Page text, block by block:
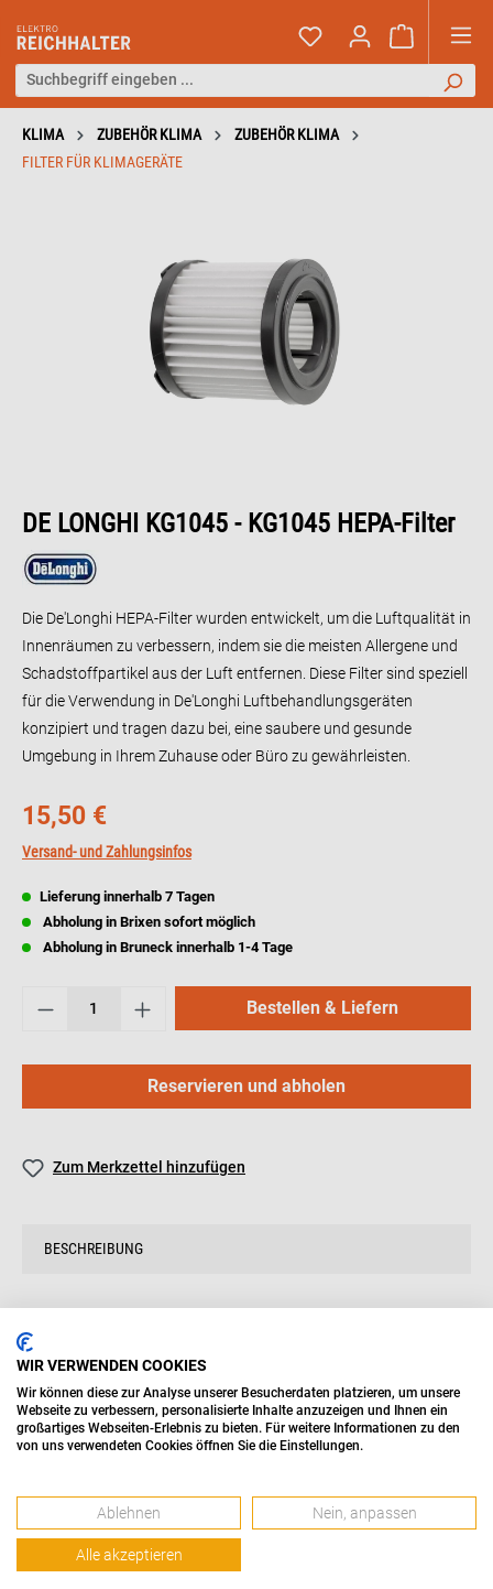
KLIMA ZUBEHÖR KLIMA
ZUBEHÖR KLIMA
FILTER FÜR KLIMAGERÄTE
DE LONGHI KG1045 - KG1045 HEPA-Filter
Die De'Longhi HEPA-Filter wurden entwickelt, um die Luftqualität in
Innenräumen zu verbessern, indem sie die meisten Allergene und
Schadstoffpartikel aus der Luft entfernen. Diese Filter sind speziell
für die Verwendung in De'Longhi Luftbehandlungsgeräten
konzipiert und tragen dazu bei, eine saubere und gesunde
Umgebung in Ihrem Zuhause oder Büro zu gewährleisten. ​
15,50 €
Versand- und Zahlungsinfos
Lieferung innerhalb 7 Tagen
Abholung in Brixen sofort möglich
Abholung in Bruneck innerhalb 1-4 Tage
Bestellen & Liefern
Reservieren und abholen
Zum Merkzettel hinzufügen
BESCHREIBUNG
KG1045 HEPA-Filter"
Die De'Longhi HEPA-Filter wurden entwickelt, um die Luftqualität in
Innenräumen zu verbessern, indem sie die meisten Allergene und
Schadstoffpartikel aus der Luft entfernen. Diese Filter sind speziell
konzipiert und tragen dazu bei, eine saubere und gesunde
Umgebung in Ihrem Zuhause oder Büro zu gewährleisten. ​
Lieferinformation
WIR VERWENDEN COOKIES
Wir können diese zur Analyse unserer Besucherdaten platzieren, um unsere
Webseite zu verbessern, personalisierte Inhalte anzuzeigen und Ihnen ein
großartiges Webseiten-Erlebnis zu bieten. Für weitere Informationen zu den
von uns verwendeten Cookies öffnen Sie die Einstellungen.
Ablehnen Nein, anpassen
Alle akzeptieren